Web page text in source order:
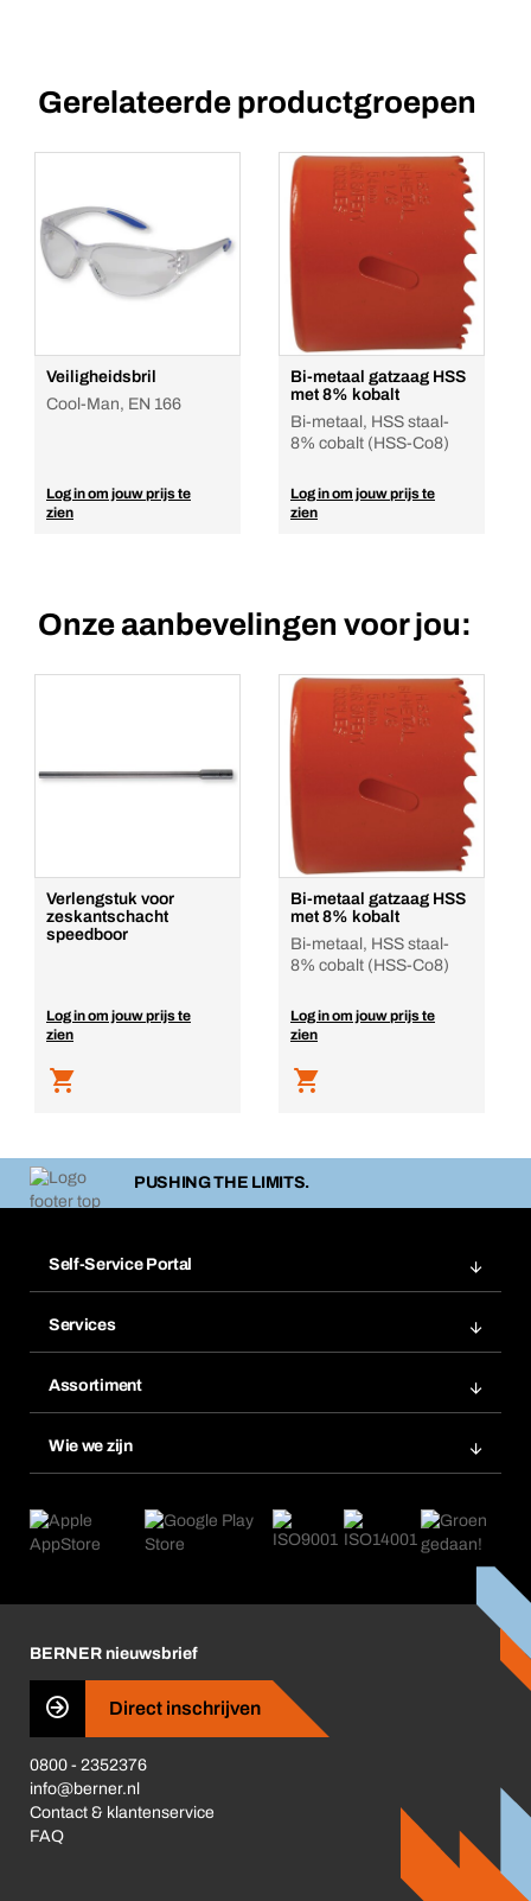
Gerelateerde productgroepen
Veiligheidsbril
Cool-Man, EN 166
Log in om jouw prijs te
zien
Bi-metaal gatzaag HSS
met 8% kobalt
Bi-metaal, HSS staal-
8% cobalt (HSS-Co8)
Log in om jouw prijs te
zien
Onze aanbevelingen voor jou:
Verlengstuk voor
zeskantschacht
speedboor
Log in om jouw prijs te
zien
Bi-metaal gatzaag HSS
met 8% kobalt
Bi-metaal, HSS staal-
8% cobalt (HSS-Co8)
Log in om jouw prijs te
zien
PUSHING THE LIMITS.
Self-Service Portal
Bestellijsten
Bestel opnieuw
Herhaalbestelling
Services
Chemical Safety Management
eProcurement
Productwijzers
Assortiment
Nieuws
Wie we zijn
Wat ons drijft
BERNER nieuwsbrief
Direct inschrijven
0800 - 2352376
info@berner.nl
Contact & klantenservice
FAQ